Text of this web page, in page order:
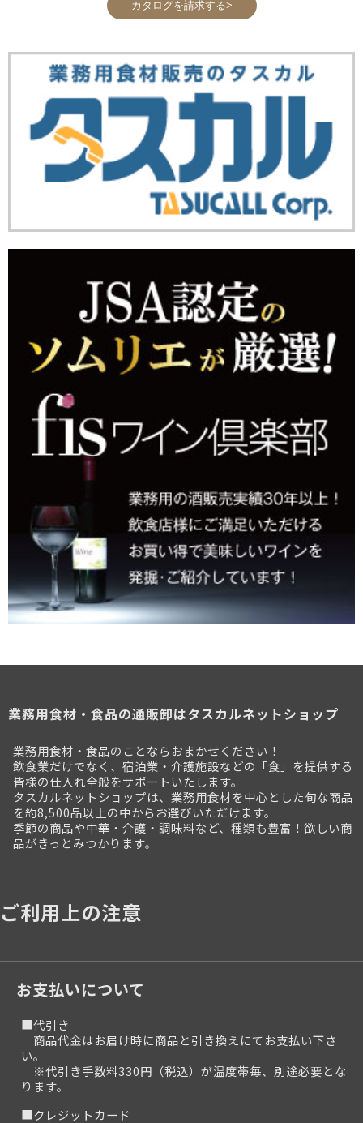
カタログを請求する>
業務用食材・食品の通販卸はタスカルネットショップ
業務用食材・食品のことならおまかせください！
飲食業だけでなく、宿泊業・介護施設などの「食」を提供する
皆様の仕入れ全般をサポートいたします。
タスカルネットショップは、業務用食材を中心とした旬な商品
を約8,500品以上の中からお選びいただけます。
季節の商品や中華・介護・調味料など、種類も豊富！欲しい商
品がきっとみつかります。
ご利用上の注意
お支払いについて
■代引き
商品代金はお届け時に商品と引き換えにてお支払い下さ
い。
※代引き手数料330円（税込）が温度帯毎、別途必要とな
ります。
■クレジットカード